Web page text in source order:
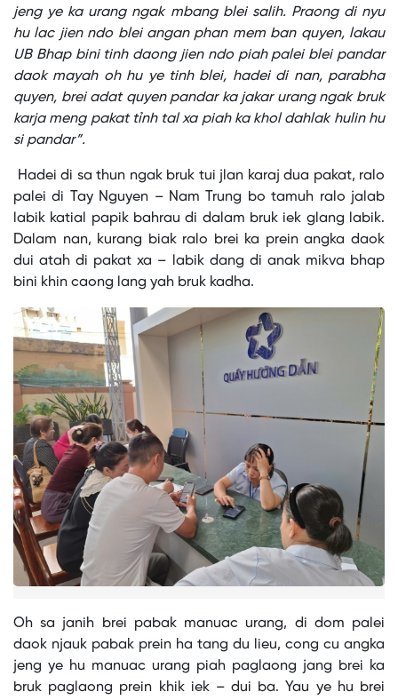
jeng ye ka urang ngak mbang blei salih. Praong di nyu
hu lac jien ndo blei angan phan mem ban quyen, lakau
UB Bhap bini tinh daong jien ndo piah palei blei pandar
daok mayah oh hu ye tinh blei, hadei di nan, parabha
quyen, brei adat quyen pandar ka jakar urang ngak bruk
karja meng pakat tỉnh tal xa piah ka khol dahlak hulin hu
si pandar”.
Hadei di sa thun ngak bruk tui jlan karaj dua pakat, ralo
palei di Tay Nguyen – Nam Trung bo tamuh ralo jalab
labik katial papik bahrau di dalam bruk iek glang labik.
Dalam nan, kurang biak ralo brei ka prein angka daok
dui atah di pakat xa – labik dang di anak mikva bhap
bini khin caong lang yah bruk kadha.
Oh sa janih brei pabak manuac urang, di dom palei
daok njauk pabak prein ha tang du lieu, cong cu angka
jeng ye hu manuac urang piah paglaong jang brei ka
bruk paglaong prein khik iek – dui ba. Yau ye hu brei